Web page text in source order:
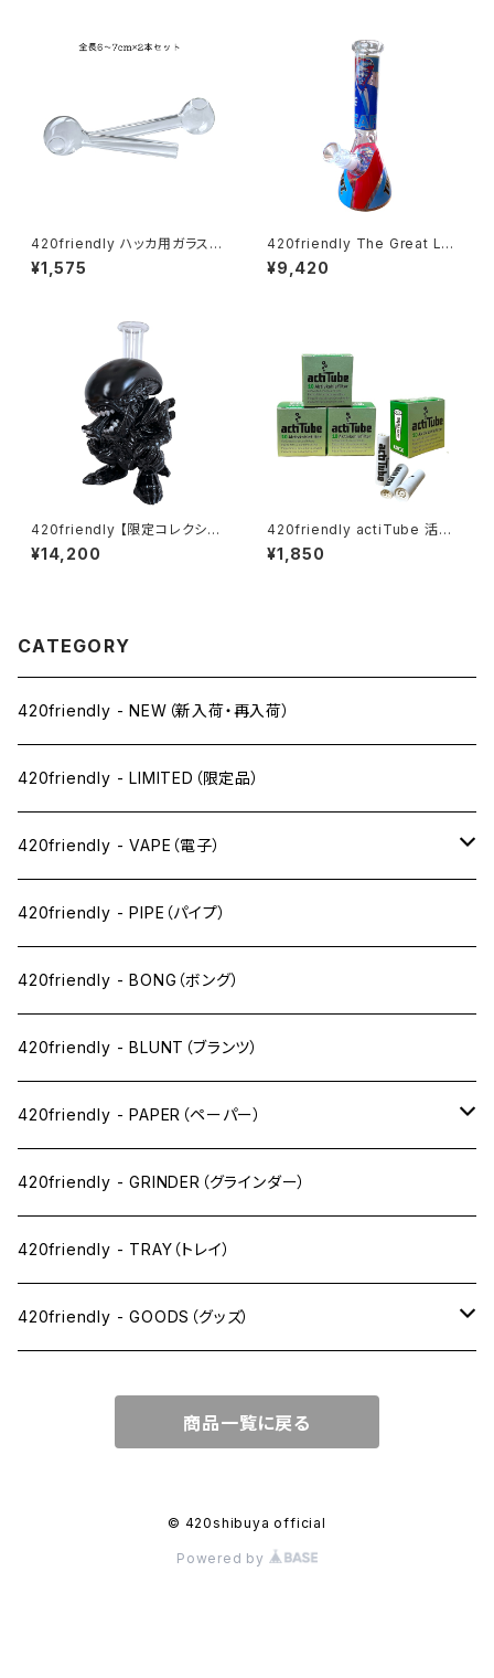
420friendly ハッカ用ガラスパ
イプ ミニサイズ 6〜7cm(2本セ
ット)
¥1,575
420friendly The Great Lea
der Beaker Bong - ガラスボ
ング（26cm）
¥9,420
420friendly 【限定コレクショ
ン】Alien Xenomorph Bong
- PVC & GLASS / エイリアン
¥14,200
420friendly actiTube 活性
炭フィルター ３箱セット/EXTRA
SLIM [ エクストラスリム：6mm
¥1,850
CATEGORY
420friendly - NEW（新入荷・再入荷）
420friendly - LIMITED（限定品）
420friendly - VAPE（電子）
ペン下
ニコパフ系
ドライ系
ワックス系
420friendly - PIPE（パイプ）
420friendly - BONG（ボング）
420friendly - BLUNT（ブランツ）
420friendly - PAPER（ペーパー）
SW(シングルワイド）サイズ
1 1/4サイズ
キングサイズスリム
キングサイズワイド
420friendly - GRINDER（グラインダー）
420friendly - TRAY（トレイ）
420friendly - GOODS（グッズ）
JOINT（ジョイント系）
CLEANING（掃除・保管）
商品一覧に戻る
© 420shibuya official
Powered by